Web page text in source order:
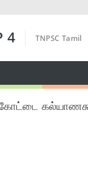
4 TNPSC Tamil